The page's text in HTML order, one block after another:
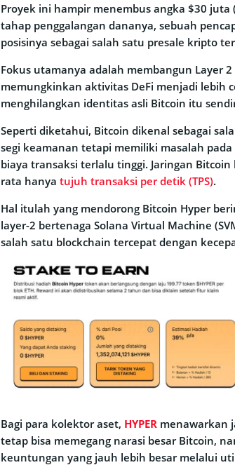
Proyek ini hampir menembus angka $30 juta
tahap penggalangan dananya, sebuah
posisinya sebagai salah satu presale kripto
Fokus utamanya adalah membangun Layer
memungkinkan aktivitas DeFi menjadi lebih
menghilangkan identitas asli Bitcoin itu
Seperti diketahui, Bitcoin dikenal sebagai
segi keamanan tetapi memiliki masalah
biaya transaksi terlalu tinggi. Jaringan
rata hanya tujuh transaksi per detik (TPS).
Hal itulah yang mendorong Bitcoin Hyper
layer-2 bertenaga Solana Virtual Machine
salah satu blockchain tercepat dengan
Bagi para kolektor aset, HYPER menawarkan
tetap bisa memegang narasi besar Bitcoin,
keuntungan yang jauh lebih besar melalui